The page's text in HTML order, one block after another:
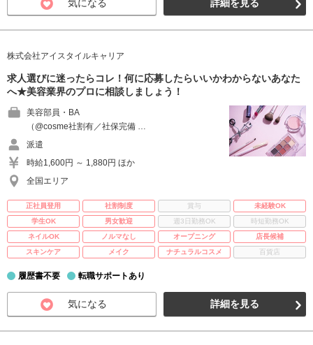
気になる 詳細を見る
株式会社アイスタイルキャリア
求人選びに迷ったらコレ！何に応募したらいいかわからないあなた
へ★美容業界のプロに相談しましょう！
美容部員・BA
（@cosme社割有／社保完備 …
派遣
時給1,600円 ～ 1,880円 ほか
全国エリア
正社員登用 社割制度 賞与
未経験OK
学生OK
男女歓迎 週3日勤務OK
時短勤務OK
ネイルOK
ノルマなし オープニング
店長候補
スキンケア
メイク ナチュラルコスメ 百貨店
履歴書不要 転職サポートあり
気になる 詳細を見る